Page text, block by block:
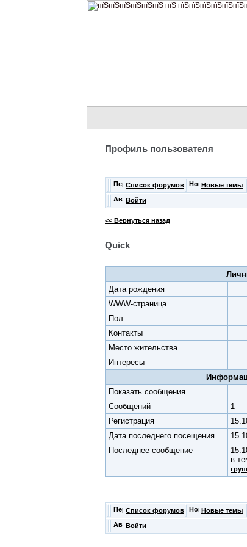
Профиль пользователя
Список форумов Новые темы
Войти
<< Вернуться назад
Quick
Дата рождения
WWW-страница
Пол
Контакты
Место жительства
Интересы
Показать сообщения
Cообщений
1
Регистрация
Дата последнего посещения
Последнее сообщение
в
Список форумов Новые темы
Войти